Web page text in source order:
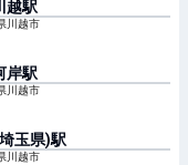
越駅
川越市
岸駅
川越市
玉県)駅
川越市